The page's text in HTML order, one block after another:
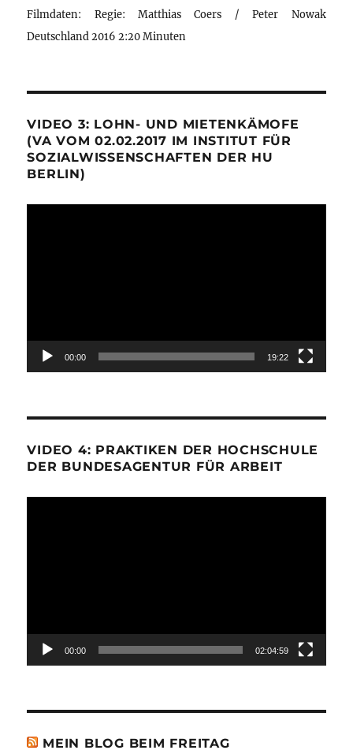
Filmdaten: Regie: Matthias Coers / Peter Nowak
Deutschland 2016 2:20 Minuten
VIDEO 3: LOHN- UND MIETENKÄMOFE
(VA VOM 02.02.2017 IM INSTITUT FÜR
SOZIALWISSENSCHAFTEN DER HU
BERLIN)
00:00 19:22
VIDEO 4: PRAKTIKEN DER HOCHSCHULE
DER BUNDESAGENTUR FÜR ARBEIT
00:00 02:04:59
MEIN BLOG BEIM FREITAG